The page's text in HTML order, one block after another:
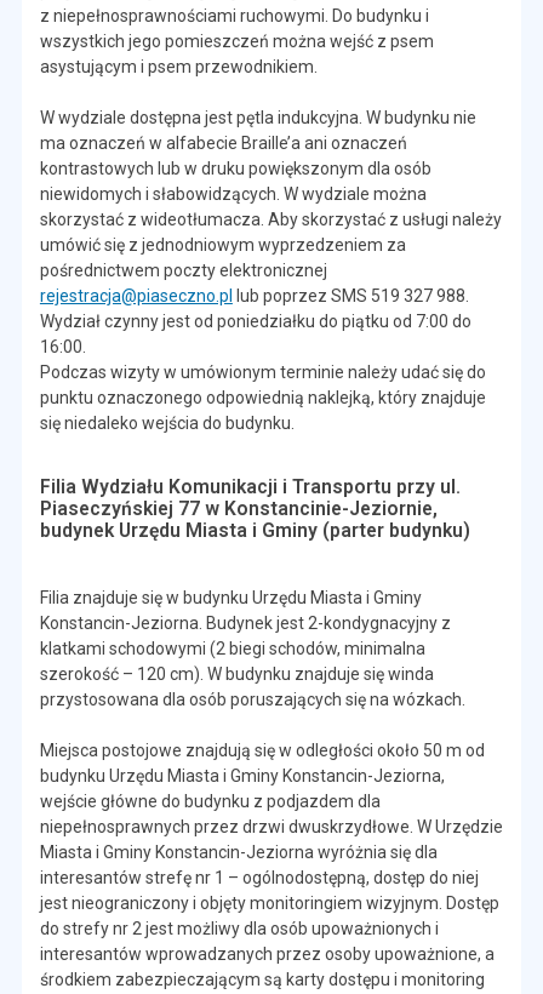
z niepełnosprawnościami ruchowymi. Do budynku i
wszystkich jego pomieszczeń można wejść z psem
asystującym i psem przewodnikiem.
W wydziale dostępna jest pętla indukcyjna. W budynku nie
ma oznaczeń w alfabecie Braille’a ani oznaczeń
kontrastowych lub w druku powiększonym dla osób
niewidomych i słabowidzących. W wydziale można
skorzystać z wideotłumacza. Aby skorzystać z usługi należy
umówić się z jednodniowym wyprzedzeniem za
pośrednictwem poczty elektronicznej
rejestracja@piaseczno.pl
lub poprzez SMS 519 327 988.
Wydział czynny jest od poniedziałku do piątku od 7:00 do
16:00.
Podczas wizyty w umówionym terminie należy udać się do
punktu oznaczonego odpowiednią naklejką, który znajduje
się niedaleko wejścia do budynku.
Filia Wydziału Komunikacji i Transportu przy ul.
Piaseczyńskiej 77 w Konstancinie-Jeziornie,
budynek Urzędu Miasta i Gminy (parter budynku)
Filia znajduje się w budynku Urzędu Miasta i Gminy
Konstancin-Jeziorna. Budynek jest 2-kondygnacyjny z
klatkami schodowymi (2 biegi schodów, minimalna
szerokość – 120 cm). W budynku znajduje się winda
przystosowana dla osób poruszających się na wózkach.
Miejsca postojowe znajdują się w odległości około 50 m od
budynku Urzędu Miasta i Gminy Konstancin-Jeziorna,
wejście główne do budynku z podjazdem dla
niepełnosprawnych przez drzwi dwuskrzydłowe. W Urzędzie
Miasta i Gminy Konstancin-Jeziorna wyróżnia się dla
interesantów strefę nr 1 – ogólnodostępną, dostęp do niej
jest nieograniczony i objęty monitoringiem wizyjnym. Dostęp
do strefy nr 2 jest możliwy dla osób upoważnionych i
interesantów wprowadzanych przez osoby upoważnione, a
środkiem zabezpieczającym są karty dostępu i monitoring